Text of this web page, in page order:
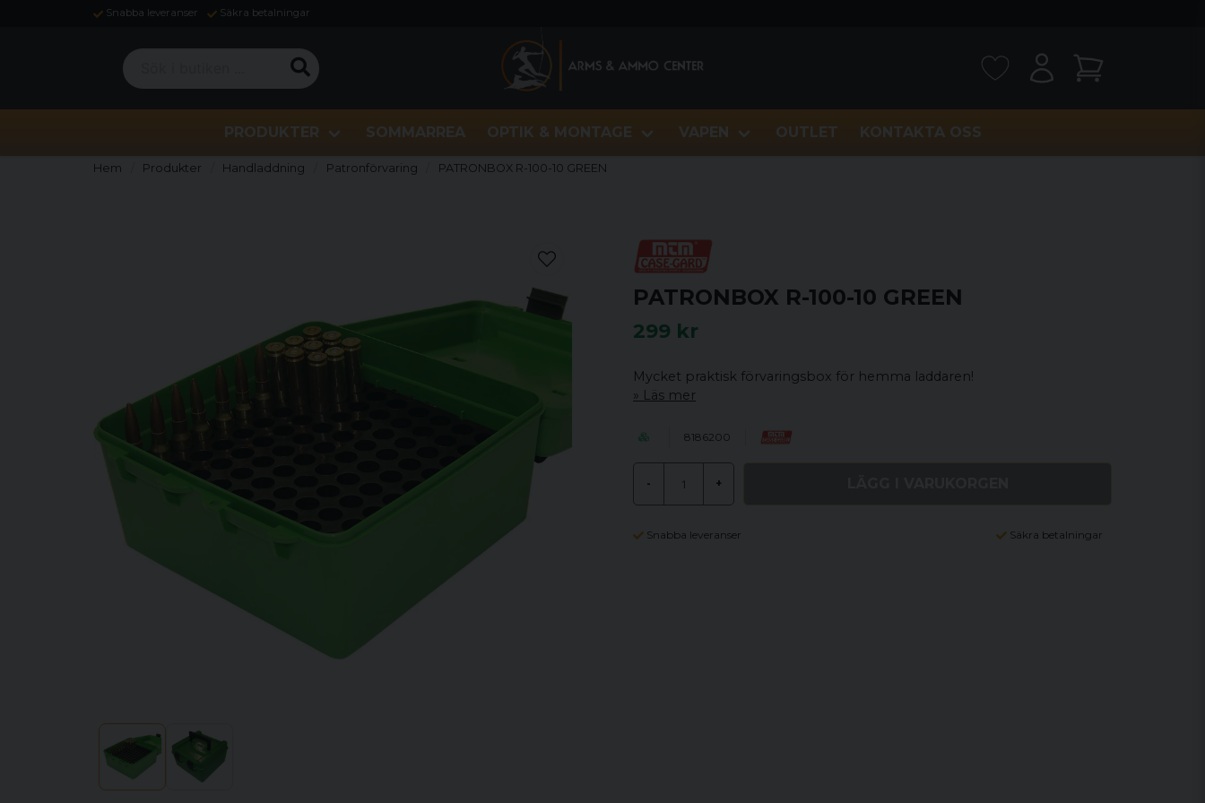
Snabba leveranser Säkra betalningar
Sök i butiken ...
PRODUKTER SOMMARREA OPTIK & MONTAGE VAPEN OUTLET KONTAKTA OSS
Hem Produkter Handladdning Patronförvaring PATRONBOX R-100-10 GREEN
PATRONBOX R-100-10 GREEN
299 kr
Mycket praktisk förvaringsbox för hemma laddaren!
Läs mer
8186200
- +
Snabba leveranser Säkra betalningar